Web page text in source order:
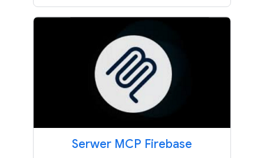
Serwer MCP Firebase